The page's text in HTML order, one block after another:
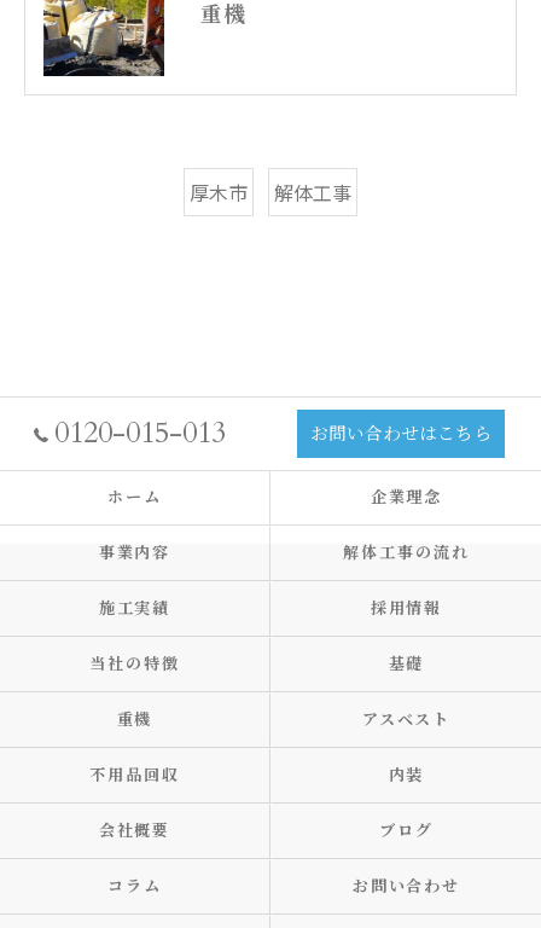
重機
厚木市 解体工事
0120-015-013 お問い合わせはこちら
ホーム 企業理念
事業内容 解体工事の流れ
施工実績 採用情報
当社の特徴 基礎
重機 アスベスト
不用品回収 内装
会社概要 ブログ
コラム お問い合わせ